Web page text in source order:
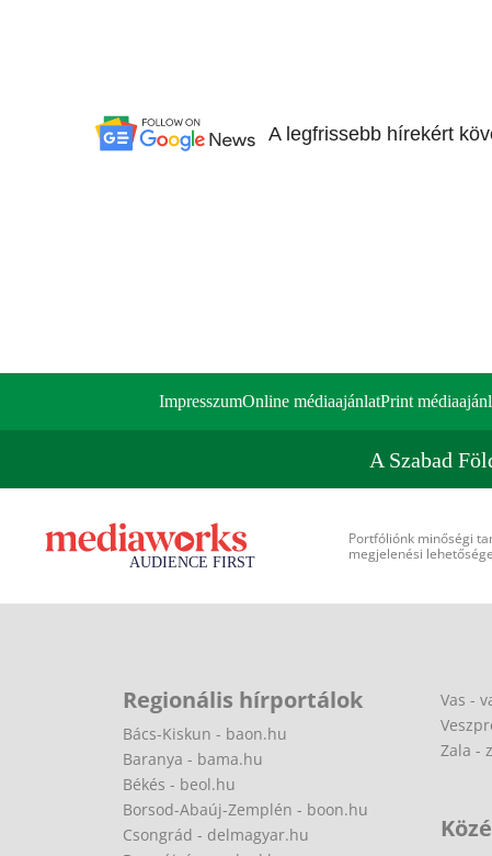
A legfrissebb hírekért
ImpresszumOnline médiaajánlatPrint
A Szabad
Portfóliónk minőségi
megjelenési
Regionális hírportálok
Bács-Kiskun - baon.hu
Baranya - bama.hu
Békés - beol.hu
Borsod-Abaúj-Zemplén - boon.hu
Csongrád - delmagyar.hu
Vas -
Zala -